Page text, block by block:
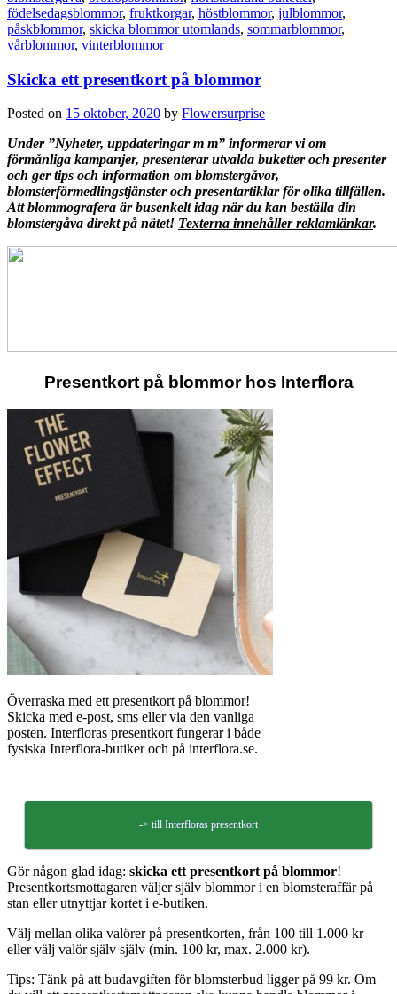
födelsedagsblommor, fruktkorgar, höstblommor, julblommor,
påskblommor, skicka blommor utomlands, sommarblommor,
vårblommor, vinterblommor
Skicka ett presentkort på blommor
Posted on 15 oktober, 2020 by Flowersurprise
Under ”Nyheter, uppdateringar m m” informerar vi om
förmånliga kampanjer, presenterar utvalda buketter och presenter
och ger tips och information om blomstergåvor,
blomsterförmedlingstjänster och presentartiklar för olika tillfällen.
Att blommografera är busenkelt idag när du kan beställa din
blomstergåva direkt på nätet! Texterna innehåller reklamlänkar.
Presentkort på blommor hos Interflora
Överraska med ett presentkort på blommor!
Skicka med e-post, sms eller via den vanliga
posten. Interfloras presentkort fungerar i både
fysiska Interflora-butiker och på interflora.se.
-> till Interfloras presentkort
Gör någon glad idag: skicka ett presentkort på blommor!
Presentkortsmottagaren väljer själv blommor i en blomsteraffär på
stan eller utnyttjar kortet i e-butiken.
Välj mellan olika valörer på presentkorten, från 100 till 1.000 kr
eller välj valör själv själv (min. 100 kr, max. 2.000 kr).
Tips: Tänk på att budavgiften för blomsterbud ligger på 99 kr. Om